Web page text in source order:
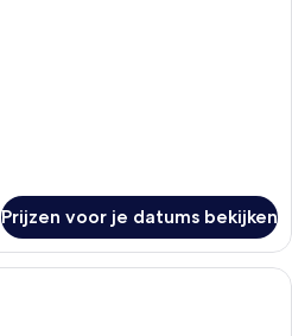
Prijzen voor je datums bekijken
Een hotelkamer met een groot bed,